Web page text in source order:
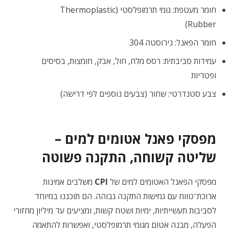
חומר מעטפת: גומי תרמופלסטי (Thermoplastic
Rubber)
חומר הפאנל: נירוסטה ‎304‎
עמידות סביבתית: רסס מלח, חול, אבק, חומצות, בסיסים
ופטריות
צבע סטנדרטי: שחור (צבעים נוספים לפי דרישה)
מפסקי פאנל אטומים למים –
שליטה קשוחה, התקנה פשוטה
מפסקי הפאנל האטומים למים של CPI משלבים אמינות
ארוכת־טווח עם גמישות התקנה גבוהה. הם תוכננו במיוחד
לסביבות תעשייתיות, ימיות ושטח קשות, ומציעים עד מיליון מחזורי
הפעלה, מבנה אטום מגומי תרמופלסטי, ואפשרות להתאמה